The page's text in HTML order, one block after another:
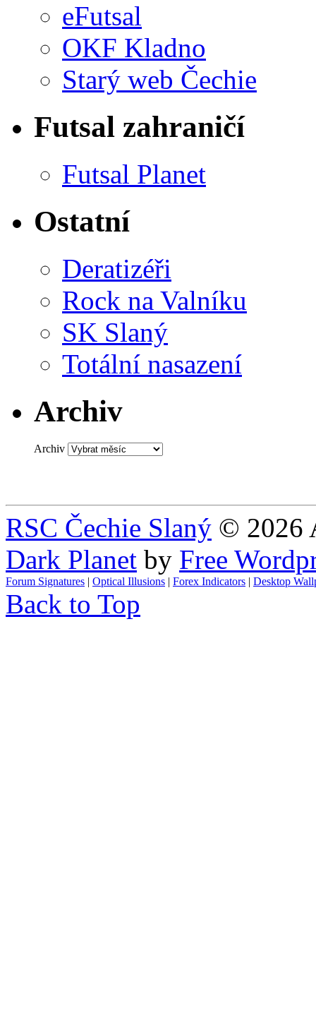
eFutsal
OKF Kladno
Starý web Čechie
Futsal zahraničí
Futsal Planet
Ostatní
Deratizéři
Rock na Valníku
SK Slaný
Totální nasazení
Archiv
Archiv
RSC Čechie Slaný © 2026
Dark Planet by Free
Forum Signatures | Optical Illusions | Forex Indicators | Desktop
Back to Top